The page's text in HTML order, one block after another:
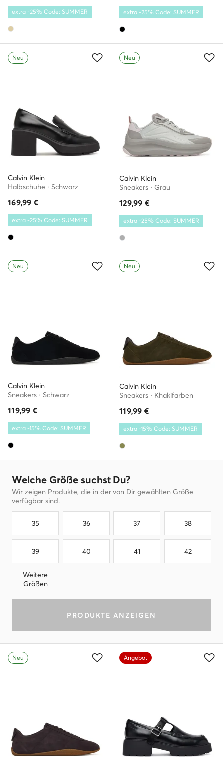
extra -25% Code: SUMMER extra -25% Code: SUMMER
Neu
Calvin Klein
Halbschuhe · Schwarz
169,99 €
extra -25% Code: SUMMER
Neu
Calvin Klein
Sneakers · Grau
129,99 €
extra -25% Code: SUMMER
Neu
Calvin Klein
Sneakers · Schwarz
119,99 €
extra -15% Code: SUMMER
Neu
Calvin Klein
Sneakers · Khakifarben
119,99 €
extra -15% Code: SUMMER
Welche Größe suchst Du?
Wir zeigen Produkte, die in der von Dir gewählten Größe
verfügbar sind.
35 36 37 38
39 40 41 42
Weitere
Größen
PRODUKTE ANZEIGEN
Neu Angebot